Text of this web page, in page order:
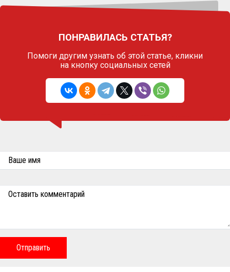
ПОНРАВИЛАСЬ СТАТЬЯ?
Помоги другим узнать об этой статье, кликни
на кнопку социальных сетей
Ваше имя
Оставить комментарий
Отправить